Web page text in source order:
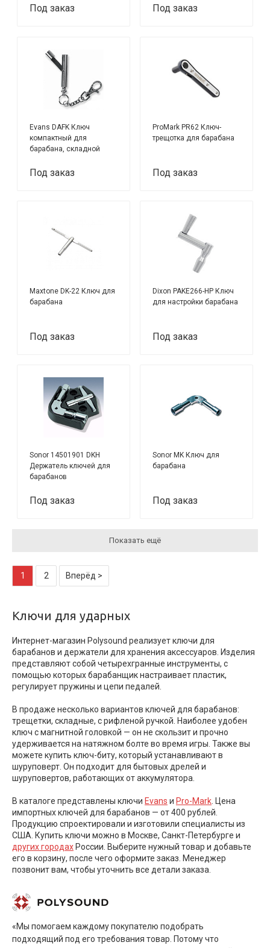
Под заказ Под заказ
Evans DAFK Ключ
компактный для
барабана, складной
Под заказ
ProMark PR62 Ключ-
трещотка для барабана
Под заказ
Maxtone DK-22 Ключ для
барабана
Под заказ
Dixon PAKE266-HP Ключ
для настройки барабана
Под заказ
Sonor 14501901 DKH
Держатель ключей для
барабанов
Под заказ
Sonor MK Ключ для
барабана
Под заказ
Показать ещё
1 2 Вперёд >
Ключи для ударных
Интернет-магазин Polysound реализует ключи для
барабанов и держатели для хранения аксессуаров. Изделия
представляют собой четырехгранные инструменты, с
помощью которых барабанщик настраивает пластик,
регулирует пружины и цепи педалей.
В продаже несколько вариантов ключей для барабанов:
трещетки, складные, с рифленой ручкой. Наиболее удобен
ключ с магнитной головкой — он не скользит и прочно
удерживается на натяжном болте во время игры. Также вы
можете купить ключ-биту, который устанавливают в
шуруповерт. Он подходит для бытовых дрелей и
шуруповертов, работающих от аккумулятора.
В каталоге представлены ключи Evans и Pro-Mark . Цена
импортных ключей для барабанов — от 400 рублей.
Продукцию спроектировали и изготовили специалисты из
США. Купить ключи можно в Москве, Санкт-Петербурге и
других городах России. Выберите нужный товар и добавьте
его в корзину, после чего оформите заказ. Менеджер
позвонит вам, чтобы уточнить все детали заказа.
«Мы помогаем каждому покупателю подобрать
подходящий под его требования товар. Потому что